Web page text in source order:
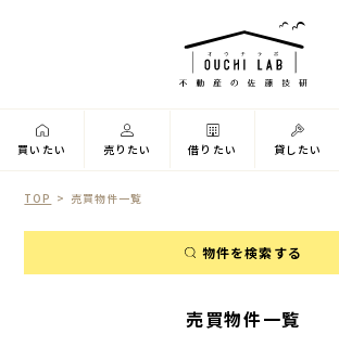
買いたい 売りたい 借りたい 貸したい
TOP 売買物件一覧
物件を検索する
売買物件一覧